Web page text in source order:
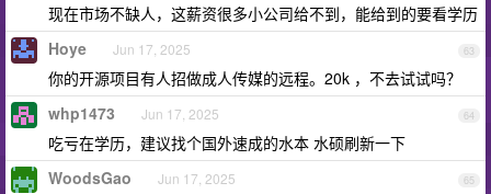
现在市场不缺人，这薪资很多小公司给不到，能给到的要看学历
63
Hoye Jun 17, 2025
你的开源项目有人招做成人传媒的远程。20k ，不去试试吗？
64
whp1473 Jun 17, 2025
吃亏在学历，建议找个国外速成的水本 水硕刷新一下
65
WoodsGao Jun 17, 2025